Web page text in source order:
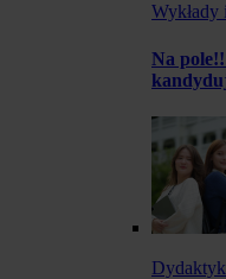
Wykłady
Na